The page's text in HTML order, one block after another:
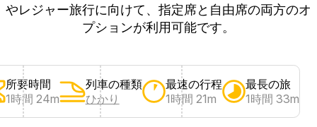
やレジャー旅行に向けて、指定席と自由席の両方のオ
プションが利用可能です。
所要時間
1時間 24m
列車の種類
ひかり
最速の行程
1時間 21m
最長の旅
1時間 33m